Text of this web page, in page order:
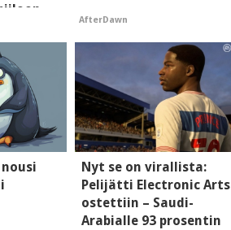
AfterDawn
Nyt se on virallista:
Pelijätti Electronic Arts
ostettiin – Saudi-
Arabialle 93 prosentin